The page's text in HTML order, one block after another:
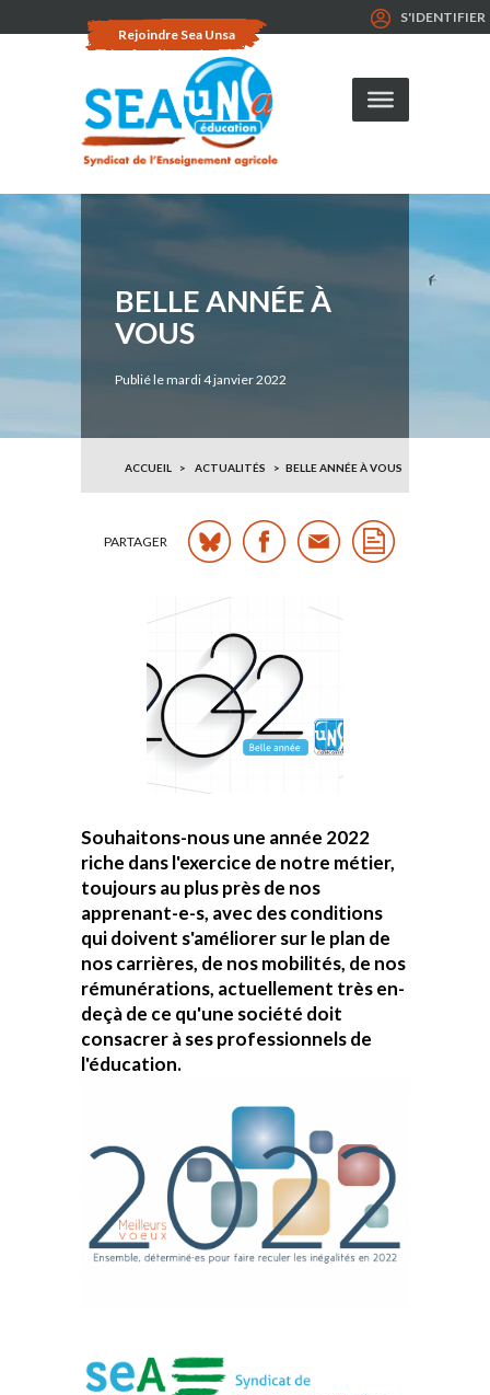
Rejoindre Sea Unsa
S'IDENTIFIER
BELLE ANNÉE À
VOUS
Publié le mardi 4 janvier 2022
ACCUEIL ACTUALITÉS BELLE ANNÉE À VOUS
PARTAGER
Souhaitons-nous une année 2022
riche dans l'exercice de notre métier,
toujours au plus près de nos
apprenant-e-s, avec des conditions
qui doivent s'améliorer sur le plan de
nos carrières, de nos mobilités, de nos
rémunérations, actuellement très en-
deçà de ce qu'une société doit
consacrer à ses professionnels de
l'éducation.